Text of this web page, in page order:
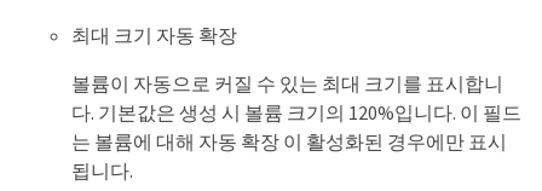
최대 크기 자동 확장
볼륨이 자동으로 커질 수 있는 최대 크기를 표시합니
다. 기본값은 생성 시 볼륨 크기의 120%입니다. 이 필드
는 볼륨에 대해 자동 확장 이 활성화된 경우에만 표시
됩니다.